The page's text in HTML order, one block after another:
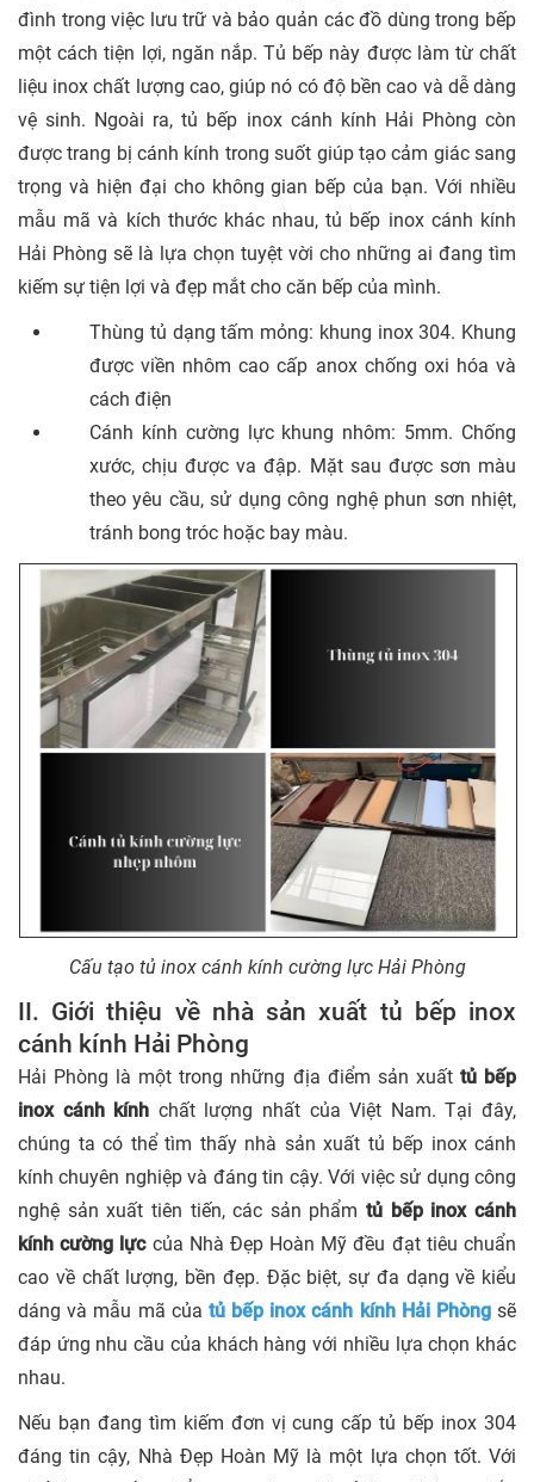
đình trong việc lưu trữ và bảo quản các đồ dùng trong bếp
một cách tiện lợi, ngăn nắp. Tủ bếp này được làm từ chất
liệu inox chất lượng cao, giúp nó có độ bền cao và dễ dàng
vệ sinh. Ngoài ra, tủ bếp inox cánh kính Hải Phòng còn
được trang bị cánh kính trong suốt giúp tạo cảm giác sang
trọng và hiện đại cho không gian bếp của bạn. Với nhiều
mẫu mã và kích thước khác nhau, tủ bếp inox cánh kính
Hải Phòng sẽ là lựa chọn tuyệt vời cho những ai đang tìm
kiếm sự tiện lợi và đẹp mắt cho căn bếp của mình.
Thùng tủ dạng tấm mỏng: khung inox 304. Khung
được viền nhôm cao cấp anox chống oxi hóa và
cách điện
Cánh kính cường lực khung nhôm: 5mm. Chống
xước, chịu được va đập. Mặt sau được sơn màu
theo yêu cầu, sử dụng công nghệ phun sơn nhiệt,
tránh bong tróc hoặc bay màu.
Cấu tạo tủ inox cánh kính cường lực Hải Phòng
II. Giới thiệu về nhà sản xuất tủ bếp inox
cánh kính Hải Phòng
Hải Phòng là một trong những địa điểm sản xuất tủ bếp
inox cánh kính chất lượng nhất của Việt Nam. Tại đây,
chúng ta có thể tìm thấy nhà sản xuất tủ bếp inox cánh
kính chuyên nghiệp và đáng tin cậy. Với việc sử dụng công
nghệ sản xuất tiên tiến, các sản phẩmtủ bếp inox cánh
kính cường lựccủa Nhà Đẹp Hoàn Mỹ đều đạt tiêu chuẩn
cao về chất lượng, bền đẹp. Đặc biệt, sự đa dạng về kiểu
dáng và mẫu mã của tủ bếp inox cánh kính Hải Phòng sẽ
đáp ứng nhu cầu của khách hàng với nhiều lựa chọn khác
nhau.
Nếu bạn đang tìm kiếm đơn vị cung cấp tủ bếp inox 304
đáng tin cậy, Nhà Đẹp Hoàn Mỹ là một lựa chọn tốt. Với